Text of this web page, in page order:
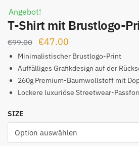
Angebot!
T-Shirt mit Brustlogo-
€99.00
Ursprünglicher
Preis
war:
€99.00
€47.00
Preis
ist:
€47.00.
Minimalistischer Brustlogo-Print
Auffälliges Grafikdesign auf der
260g Premium-Baumwollstoff mit
Lockere luxuriöse Streetwear-
SIZE